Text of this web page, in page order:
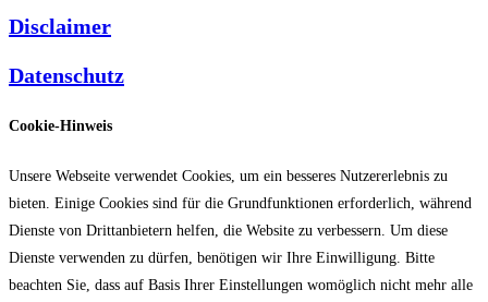
Disclaimer
Datenschutz
Cookie-Hinweis
Unsere Webseite verwendet Cookies, um ein besseres Nutzererlebnis zu
bieten. Einige Cookies sind für die Grundfunktionen erforderlich, während
Dienste von Drittanbietern helfen, die Website zu verbessern. Um diese
Dienste verwenden zu dürfen, benötigen wir Ihre Einwilligung. Bitte
beachten Sie, dass auf Basis Ihrer Einstellungen womöglich nicht mehr alle